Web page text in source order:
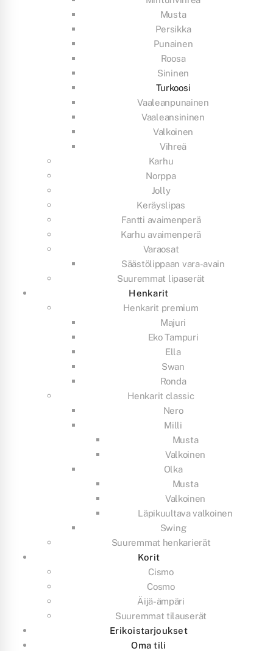
Musta
Persikka
Punainen
Roosa
Sininen
Turkoosi
Vaaleanpunainen
Vaaleansininen
Valkoinen
Vihreä
Karhu
Norppa
Jolly
Keräyslipas
Fantti avaimenperä
Karhu avaimenperä
Varaosat
Säästölippaan vara-avain
Suuremmat lipaserät
Henkarit
Henkarit premium
Majuri
Eko Tampuri
Ella
Swan
Ronda
Henkarit classic
Nero
Milli
Musta
Valkoinen
Olka
Musta
Valkoinen
Läpikuultava valkoinen
Swing
Suuremmat henkarierät
Korit
Cismo
Cosmo
Äijä-ämpäri
Suuremmat tilauserät
Erikoistarjoukset
Oma tili